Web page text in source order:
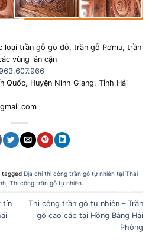
loại trần gỗ gõ đỏ, trần gỗ Pơmu, trần
vùng lân cận
Quốc, Huyện Ninh Giang, Tỉnh Hải
taggedĐịa chỉ thi công trần gỗ tự nhiên tại Thái
Thi công trần gỗ tự nhiên.
tín
Thi công trần gỗ tự nhiên – Trần
gỗ cao cấp tại Hồng Bàng Hải
Phòng